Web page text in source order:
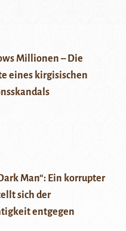
Millionen – Die
eines kirgisischen
Man“: Ein korrupter
sich der
entgegen